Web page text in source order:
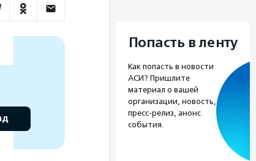
Попасть в ленту
Как попасть в новости
АСИ? Пришлите
материал о вашей
организации, новость,
пресс-релиз, анонс
события.